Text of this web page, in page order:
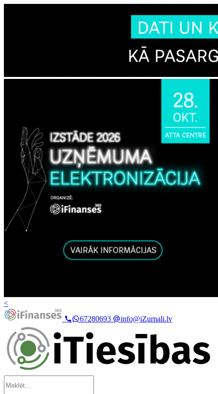
<
67280693
info@iZurnali.lv